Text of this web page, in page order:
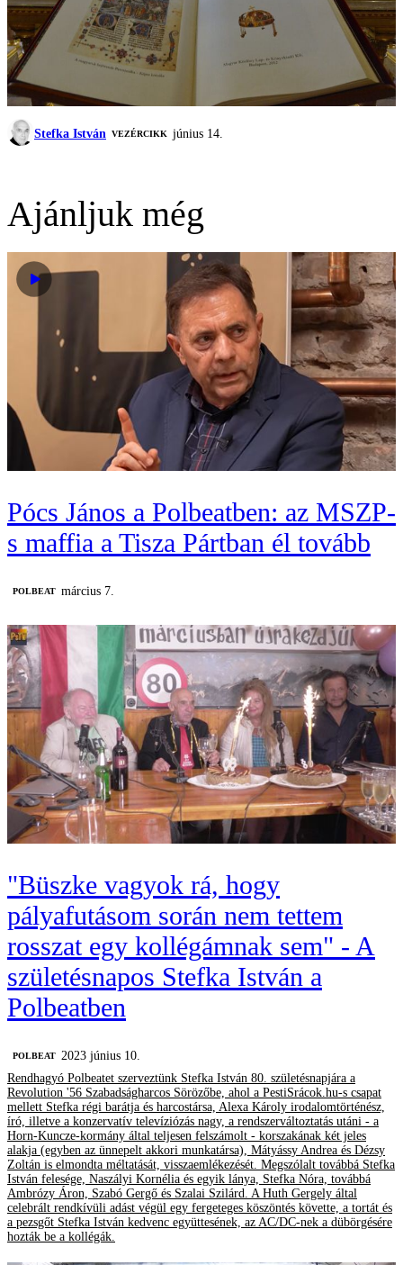
Stefka István VEZÉRCIKK június 14.
Ajánljuk még
Pócs János a Polbeatben: az MSZP-
s maffia a Tisza Pártban él tovább
‎POLBEAT március 7.
"Büszke vagyok rá, hogy
pályafutásom során nem tettem
rosszat egy kollégámnak sem" - A
születésnapos Stefka István a
Polbeatben
‎POLBEAT 2023 június 10.
Rendhagyó Polbeatet szerveztünk Stefka István 80. születésnapjára a
Revolution '56 Szabadságharcos Sörözőbe, ahol a PestiSrácok.hu-s csapat
mellett Stefka régi barátja és harcostársa, Alexa Károly irodalomtörténész,
író, illetve a konzervatív televíziózás nagy, a rendszerváltoztatás utáni - a
Horn-Kuncze-kormány által teljesen felszámolt - korszakának két jeles
alakja (egyben az ünnepelt akkori munkatársa), Mátyássy Andrea és Dézsy
Zoltán is elmondta méltatását, visszaemlékezését. Megszólalt továbbá Stefka
István felesége, Naszályi Kornélia és egyik lánya, Stefka Nóra, továbbá
Ambrózy Áron, Szabó Gergő és Szalai Szilárd. A Huth Gergely által
celebrált rendkívüli adást végül egy fergeteges köszöntés követte, a tortát és
a pezsgőt Stefka István kedvenc együttesének, az AC/DC-nek a dübörgésére
hozták be a kollégák.